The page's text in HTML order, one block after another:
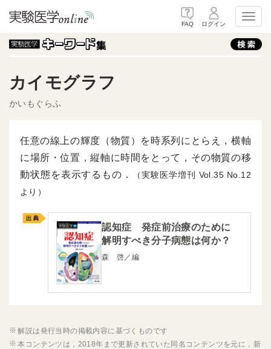
FAQ ログイン
カイモグラフ
かいもぐらふ
任意の線上の輝度（物質）を時系列にとらえ，横軸
に場所・位置，縦軸に時間をとって，その物質の移
動状態を表示するもの．
（実験医学増刊 35
12
より）
認知症 発症前治療のために
解明すべき分子病態は何か？
森 啓／編
解説は発行当時の掲載内容に基づくものです
本コンテンツは，2018年まで更新されていた同名コンテンツを元に，新